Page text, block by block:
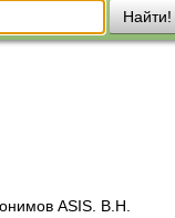
Найти!
ASIS. В.Н.